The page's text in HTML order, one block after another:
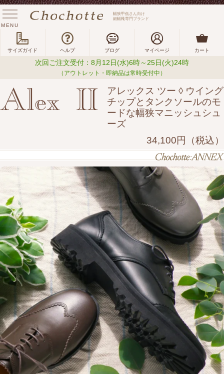
幅狭甲低さん向け
細幅靴専門ブランド
MENU
サイズガイド ヘルプ ブログ マイページ カート
次回ご注文受付：8月12日(水)6時～25日(火)24時
（アウトレット・即納品は常時受付中）
Alex II
アレックス ツー ◊ ウイング
チップとタンクソールのモ
ードな幅狭マニッシュシュ
ーズ
34,100円（税込）